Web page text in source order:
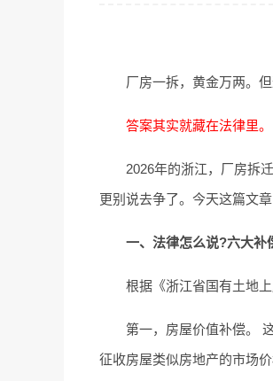
厂房一拆，黄金万两。
答案其实就藏在法律里。
2026年的浙江，厂房拆
更别说去争了。今天这篇文
一、法律怎么说?六大补
根据《浙江省国有土地
第一，房屋价值补偿。
征收房屋类似房地产的市场